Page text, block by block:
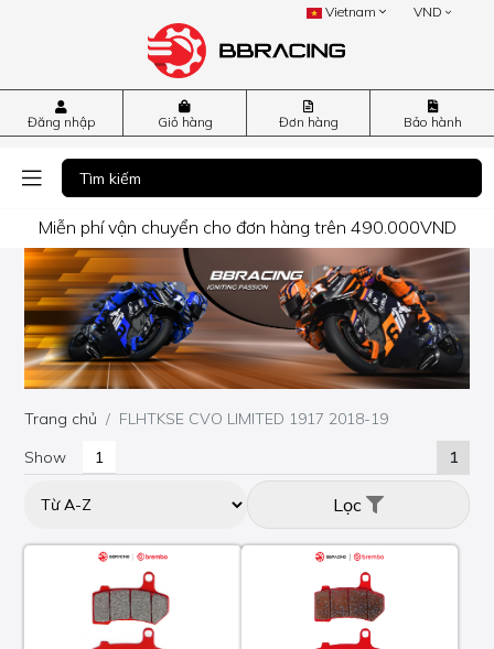
Vietnam VND
Đăng nhập Giỏ hàng Đơn hàng Bảo hành
Miễn phí vận chuyển cho đơn hàng trên 490.000VND
Trang chủ
FLHTKSE CVO LIMITED 1917 2018-19
Show
1
Lọc